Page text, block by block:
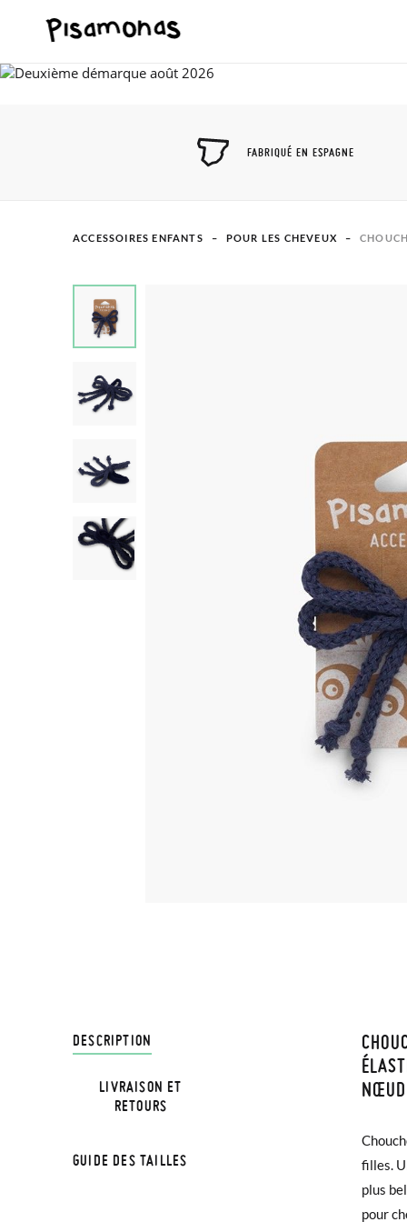
FABRIQUÉ EN ESPAGNE
ACCESSOIRES ENFANTS POUR LES CHEVEUX
DESCRIPTION
NŒUD
filles.
plus
pour
LIVRAISON ET
RETOURS
Chez
avant
Si vos
GUIDE DES TAILLES